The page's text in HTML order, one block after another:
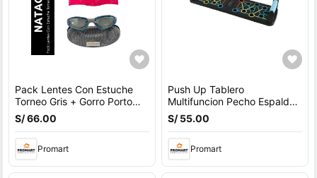
Pack Lentes Con Estuche
Torneo Gris + Gorro Porto
Fucsia
S/ 66.00
Promart
Push Up Tablero
Multifuncion Pecho Espalda
Hombros Triceps
S/ 55.00
Promart